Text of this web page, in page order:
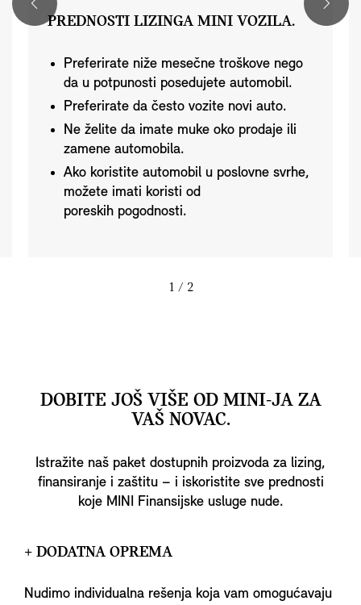
PREDNOSTI LIZINGA MINI VOZILA.
Preferirate niže mesečne troškove nego
da u potpunosti posedujete automobil.
Preferirate da često vozite novi auto.
Ne želite da imate muke oko prodaje ili
zamene automobila.
Ako koristite automobil u poslovne svrhe,
možete imati koristi od
poreskih pogodnosti.
1 / 2
DOBITE JOŠ VIŠE OD MINI-JA ZA
VAŠ NOVAC.
Istražite naš paket dostupnih proizvoda za lizing,
finansiranje i zaštitu – i iskoristite sve prednosti
koje MINI Finansijske usluge nude.
+ DODATNA OPREMA
Nudimo individualna rešenja koja vam omogućavaju